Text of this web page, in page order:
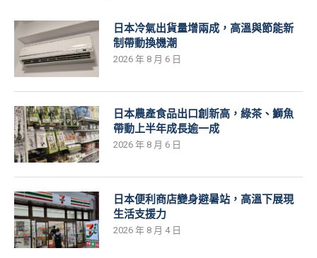
日本冷氣出貨量增兩成，高溫與節能新
制帶動換機潮
2026 年 8 月 6 日
日本農產食品出口創新高，綠茶、鰤魚
帶動上半年成長逾一成
2026 年 8 月 6 日
日本便利商店變身避暑站，高溫下展現
生活支援力
2026 年 8 月 4 日